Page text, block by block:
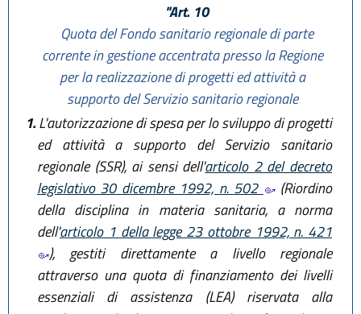
"Art. 10
Quota del Fondo sanitario regionale di parte
corrente in gestione accentrata presso la Regione
per la realizzazione di progetti ed attività a
supporto del Servizio sanitario regionale
1.L'autorizzazione di spesa per lo sviluppo di progetti
ed attività a supporto del Servizio sanitario
regionale (SSR), ai sensi dell'articolo 2 del decreto
legislativo 30 dicembre 1992, n. 502
(Riordino
della disciplina in materia sanitaria, a norma
dell'articolo 1 della legge 23 ottobre 1992, n. 421
), gestiti direttamente a livello regionale
attraverso una quota di finanziamento dei livelli
essenziali di assistenza (LEA) riservata alla